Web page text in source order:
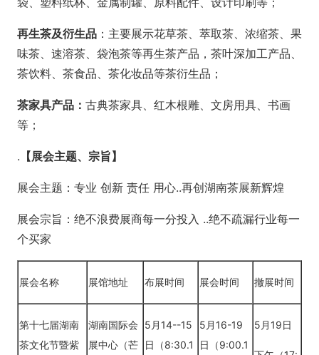
再生茶及衍生品 ：主要展示花草茶、萃取茶、浓缩茶、果
味茶、速溶茶、袋泡茶等再生茶产品，茶叶深加工产品、
茶饮料、茶食品、茶化妆品等茶衍生品；
茶家具产品： 古典茶家具、红木根雕、文房用具、书画
等；
. 【展会主题、宗旨】
展会主题：专业 创新 责任 用心..再创湖南茶展新辉煌
展会宗旨：绝不浪费展商每一分投入 ..绝不疏漏行业每一
个买家
展会名称 展馆地址 布展时间 展会时间 撤展时间
第十七届湖南
茶文化节暨紫
湖南国际会
展中心（芒
5月14--15
日（8:30.1
5月16-19
日（9:00.1
5月19日